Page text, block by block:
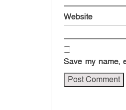
Website
Save my name,